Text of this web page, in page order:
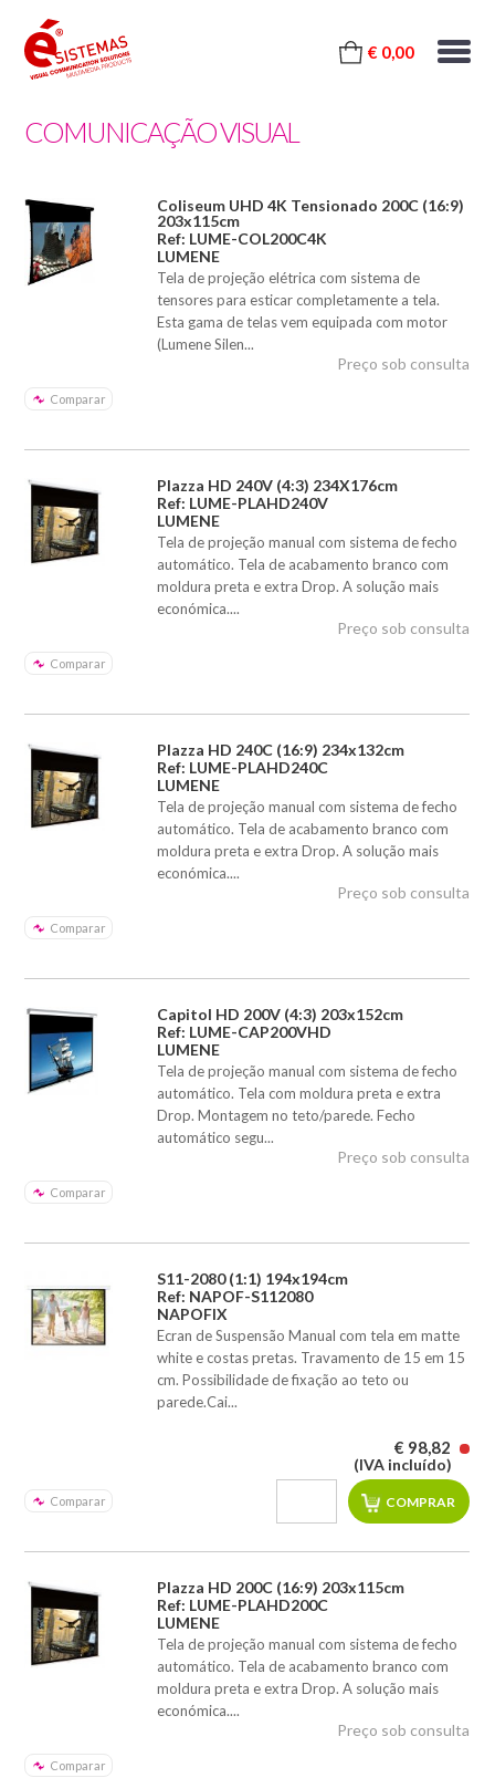
€ 0,00
COMUNICAÇÃO VISUAL
Coliseum UHD 4K Tensionado 200C (16:9)
203x115cm
Ref: LUME-COL200C4K
LUMENE
Tela de projeção elétrica com sistema de
tensores para esticar completamente a tela.
Esta gama de telas vem equipada com motor
(Lumene Silen...
Comparar
Preço sob consulta
Plazza HD 240V (4:3) 234X176cm
Ref: LUME-PLAHD240V
LUMENE
Tela de projeção manual com sistema de fecho
automático. Tela de acabamento branco com
moldura preta e extra Drop. A solução mais
económica....
Comparar
Preço sob consulta
Plazza HD 240C (16:9) 234x132cm
Ref: LUME-PLAHD240C
LUMENE
Tela de projeção manual com sistema de fecho
automático. Tela de acabamento branco com
moldura preta e extra Drop. A solução mais
económica....
Comparar
Preço sob consulta
Capitol HD 200V (4:3) 203x152cm
Ref: LUME-CAP200VHD
LUMENE
Tela de projeção manual com sistema de fecho
automático. Tela com moldura preta e extra
Drop. Montagem no teto/parede. Fecho
automático segu...
Comparar
Preço sob consulta
S11-2080 (1:1) 194x194cm
Ref: NAPOF-S112080
NAPOFIX
Ecran de Suspensão Manual com tela em matte
white e costas pretas. Travamento de 15 em 15
cm. Possibilidade de fixação ao teto ou
parede.Cai...
Comparar
€ 98,82
(IVA incluído)
Plazza HD 200C (16:9) 203x115cm
Ref: LUME-PLAHD200C
LUMENE
Tela de projeção manual com sistema de fecho
automático. Tela de acabamento branco com
moldura preta e extra Drop. A solução mais
económica....
Comparar
Preço sob consulta